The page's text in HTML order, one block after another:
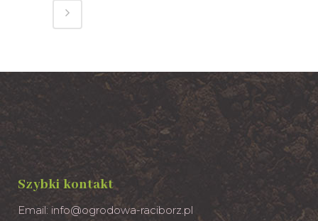
Szybki kontakt
Email: info@ogrodowa-raciborz.pl